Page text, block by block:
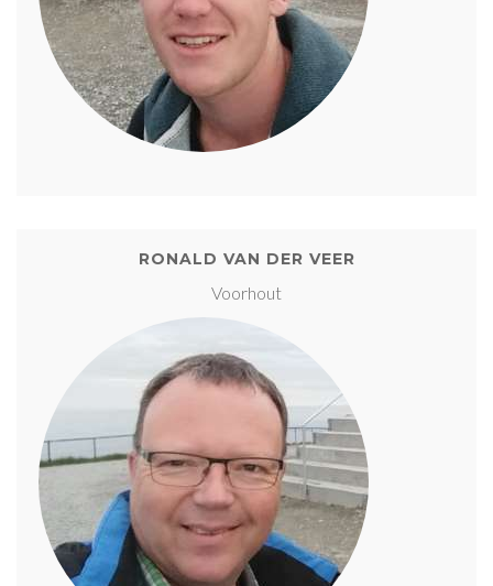
RONALD VAN DER VEER
Voorhout